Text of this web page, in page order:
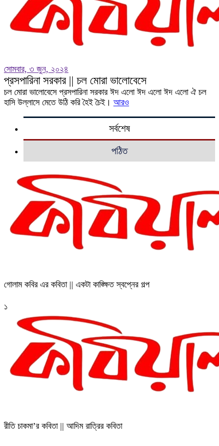
সোমবার, ৩ জুন, ২০২৪
প্রসপারিনা সরকার || চল মোরা ভালোবেসে
চল মোরা ভালোবেসে প্রসপারিনা সরকার ঈদ এলো ঈদ এলো ঈদ এলো ঐ চল
হাসি উল্লাসে মেতে উঠি করি হৈই চৈই। আরও
সর্বশেষ
পঠিত
গোলাম কবির এর কবিতা || একটা কাঙ্ক্ষিত স্বপ্নের গল্প
১
রীতি চাকমা’র কবিতা || আদিম রাত্রির কবিতা